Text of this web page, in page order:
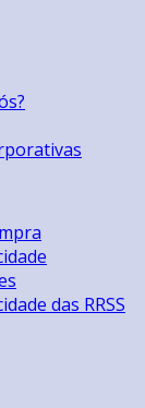
das RRSS